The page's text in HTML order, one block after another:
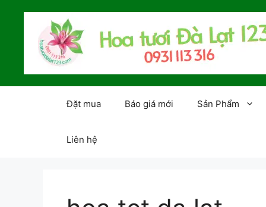
Đặt mua Báo giá mới Sản Phẩm
Liên hệ